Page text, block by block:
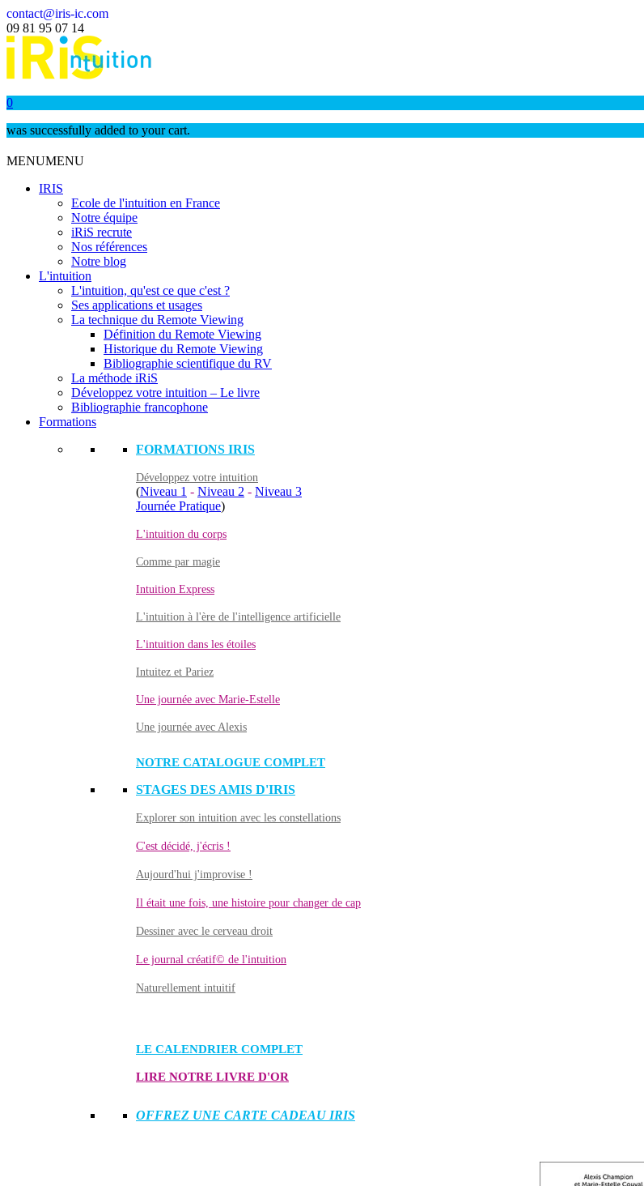
contact@iris-ic.com
09 81 95 07 14
0
was successfully added to your cart.
MENUMENU
IRIS
Ecole de l'intuition en France
Notre équipe
iRiS recrute
Nos références
Notre blog
L'intuition
L'intuition, qu'est ce que c'est ?
Ses applications et usages
La technique du Remote Viewing
Définition du Remote Viewing
Historique du Remote Viewing
Bibliographie scientifique du RV
La méthode iRiS
Développez votre intuition – Le livre
Bibliographie francophone
Formations
FORMATIONS IRIS
Développez votre intuition
(Niveau 1 - Niveau 2 - Niveau 3
Journée Pratique)
L'intuition du corps
Comme par magie
Intuition Express
L'intuition à l'ère de l'intelligence artificielle
L'intuition dans les étoiles
Intuitez et Pariez
Une journée avec Marie-Estelle
Une journée avec Alexis
NOTRE CATALOGUE COMPLET
STAGES DES AMIS D'IRIS
Explorer son intuition avec les constellations
C'est décidé, j'écris !
Aujourd'hui j'improvise !
Il était une fois, une histoire pour changer de cap
Dessiner avec le cerveau droit
Le journal créatif© de l'intuition
Naturellement intuitif
LE CALENDRIER COMPLET
LIRE NOTRE LIVRE D'OR
OFFREZ UNE CARTE CADEAU IRIS